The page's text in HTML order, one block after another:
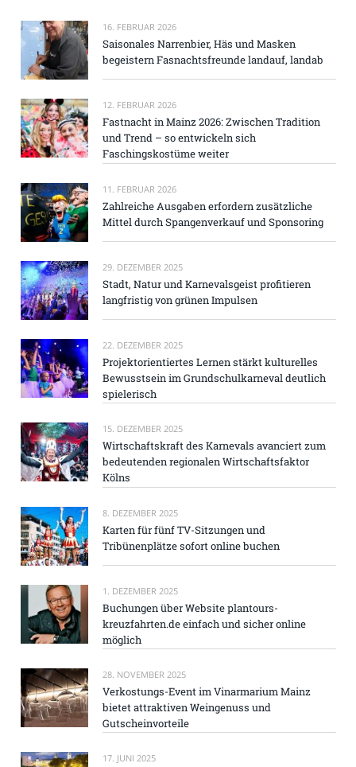
16. FEBRUAR 2026
Saisonales Narrenbier, Häs und Masken
begeistern Fasnachtsfreunde landauf, landab
12. FEBRUAR 2026
Fastnacht in Mainz 2026: Zwischen Tradition
und Trend – so entwickeln sich
Faschingskostüme weiter
11. FEBRUAR 2026
Zahlreiche Ausgaben erfordern zusätzliche
Mittel durch Spangenverkauf und Sponsoring
29. DEZEMBER 2025
Stadt, Natur und Karnevalsgeist profitieren
langfristig von grünen Impulsen
22. DEZEMBER 2025
Projektorientiertes Lernen stärkt kulturelles
Bewusstsein im Grundschulkarneval deutlich
spielerisch
15. DEZEMBER 2025
Wirtschaftskraft des Karnevals avanciert zum
bedeutenden regionalen Wirtschaftsfaktor
Kölns
8. DEZEMBER 2025
Karten für fünf TV-Sitzungen und
Tribünenplätze sofort online buchen
1. DEZEMBER 2025
Buchungen über Website plantours-
kreuzfahrten.de einfach und sicher online
möglich
28. NOVEMBER 2025
Verkostungs-Event im Vinarmarium Mainz
bietet attraktiven Weingenuss und
Gutscheinvorteile
17. JUNI 2025